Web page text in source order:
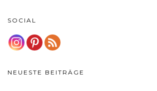
SOCIAL
NEUESTE BEITRÄGE